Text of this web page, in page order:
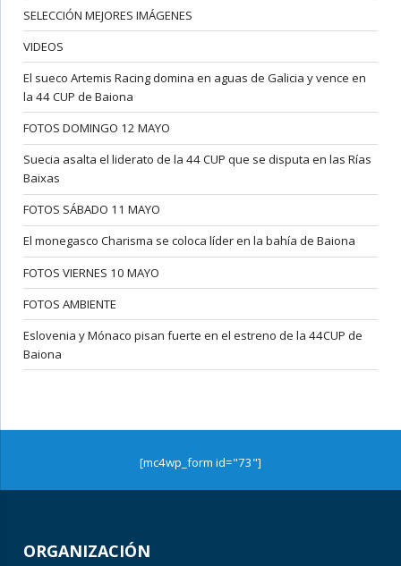
SELECCIÓN MEJORES IMÁGENES
VIDEOS
El sueco Artemis Racing domina en aguas de Galicia y vence en
la 44 CUP de Baiona
FOTOS DOMINGO 12 MAYO
Suecia asalta el liderato de la 44 CUP que se disputa en las Rías
Baixas
FOTOS SÁBADO 11 MAYO
El monegasco Charisma se coloca líder en la bahía de Baiona
FOTOS VIERNES 10 MAYO
FOTOS AMBIENTE
Eslovenia y Mónaco pisan fuerte en el estreno de la 44CUP de
Baiona
[mc4wp_form id="73"]
ORGANIZACIÓN